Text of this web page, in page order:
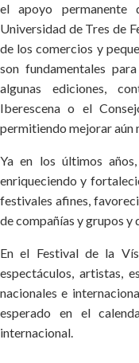
el apoyo
Universidad de Tres de
de los comercios y
son fundamentales
algunas ediciones,
Iberescena o el
permitiendo mejorar aún
Ya en los últimos
enriqueciendo y
festivales afines,
de compañías y grupos
En el Festival de la
espectáculos, artistas,
nacionales e
esperado en el
internacional.